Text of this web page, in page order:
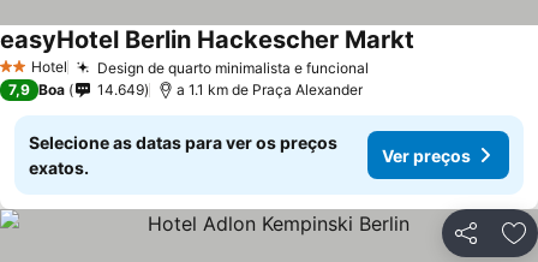
2 Estrelas
Hotel Design de quarto minimalista e funcional
easyHotel Berlin Hackescher Markt
7,9 Boa 14.649 a 1.1 km de Praça Alexander
Selecione as datas para ver os preços
exatos.
Ver preços
Partilhar